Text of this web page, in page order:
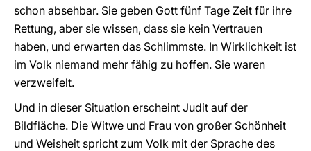
schon absehbar. Sie geben Gott fünf Tage Zeit für ihre
Rettung, aber sie wissen, dass sie kein Vertrauen
haben, und erwarten das Schlimmste. In Wirklichkeit ist
im Volk niemand mehr fähig zu hoffen. Sie waren
verzweifelt.
Und in dieser Situation erscheint Judit auf der
Bildfläche. Die Witwe und Frau von großer Schönheit
und Weisheit spricht zum Volk mit der Sprache des